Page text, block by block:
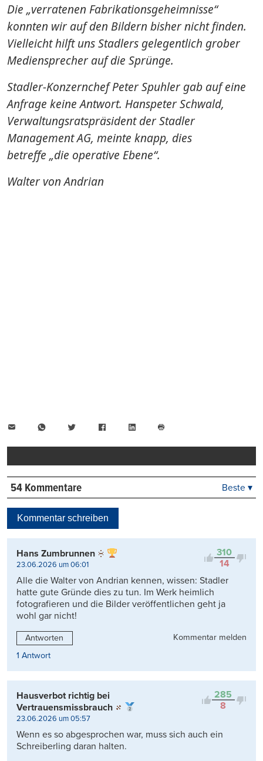
Die „verratenen Fabrikationsgeheimnisse“
konnten wir auf den Bildern bisher nicht finden.
Vielleicht hilft uns Stadlers gelegentlich grober
Mediensprecher auf die Sprünge.
Stadler-Konzernchef Peter Spuhler gab auf eine
Anfrage keine Antwort. Hanspeter Schwald,
Verwaltungsratspräsident der Stadler
Management AG, meinte knapp, dies
betreffe „die operative Ebene“.
Walter von Andrian
WhatsAppTwitter FacebookLinkedIn
drucken
54 Kommentare
Kontrovers
Beste ▾
Kommentar schreiben
310
14
Hans Zumbrunnen
23.06.2026 um 06:01
Alle die Walter von Andrian kennen, wissen: Stadler
hatte gute Gründe dies zu tun. Im Werk heimlich
fotografieren und die Bilder veröffentlichen geht ja
wohl gar nicht!
Antworten
Kommentar melden
1 Antwort
285
8
Hausverbot richtig bei
Vertrauensmissbrauch
23.06.2026 um 05:57
Wenn es so abgesprochen war, muss sich auch ein
Schreiberling daran halten.